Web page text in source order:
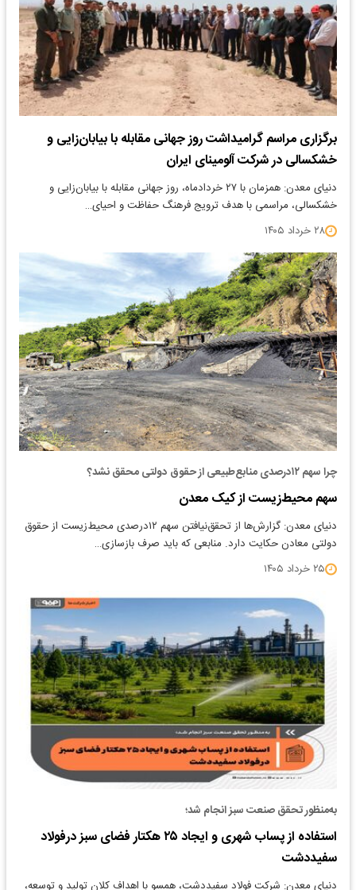
برگزاری مراسم گرامیداشت روز جهانی مقابله با بیابان‌زایی و
خشکسالی در شرکت آلومینای ایران
دنیای معدن: همزمان با ۲۷ خردادماه، روز جهانی مقابله با بیابان‌زایی و
خشکسالی، مراسمی با هدف ترویج فرهنگ حفاظت و احیای…
۲۸ خرداد ۱۴۰۵
چرا سهم ۱۲درصدی منابع‌طبیعی از حقوق دولتی محقق نشد؟
سهم محیط‌زیست از کیک معدن
دنیای معدن: گزارش‌ها از تحقق‌نیافتن سهم ۱۲درصدی محیط‌زیست از حقوق
دولتی معادن حکایت دارد. منابعی که باید صرف بازسازی…
۲۵ خرداد ۱۴۰۵
به‌منظور تحقق صنعت سبز انجام شد؛
استفاده از پساب شهری و ایجاد ۲۵ هکتار فضای سبز درفولاد
سفیددشت
دنیای معدن: شرکت فولاد سفیددشت، همسو با اهداف کلان تولید و توسعه،